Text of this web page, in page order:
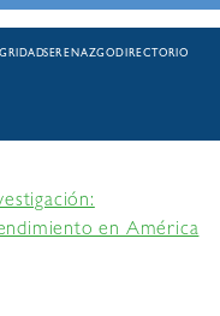
SERENAZGODIRECTORIO
en América